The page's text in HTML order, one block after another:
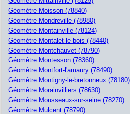
Géomètre Moisson (78840)
Géomètre Mondreville (78980)
Géomètre Montainville (78124)
Géomètre Montalet-le-bois (78440)
Géomètre Montchauvet (78790)
Géomètre Montesson (78360)
Géomètre Montfort-l'amaury (78490)
Géomètre Montigny-le-bretonneux (78180)
Géomètre Morainvilliers (78630)
Géomètre Mousseaux-sur-seine (78270)
Géomètre Mulcent (78790)